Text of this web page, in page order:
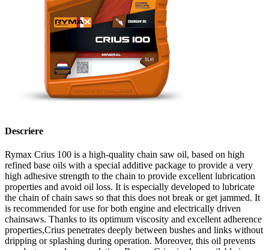
Descriere
Rymax Crius 100 is a high-quality chain saw oil, based on high
refined base oils with a special additive package to provide a very
high adhesive strength to the chain to provide excellent lubrication
properties and avoid oil loss. It is especially developed to lubricate
the chain of chain saws so that this does not break or get jammed. It
is recommended for use for both engine and electrically driven
chainsaws. Thanks to its optimum viscosity and excellent adherence
properties,Crius penetrates deeply between bushes and links without
dripping or splashing during operation. Moreover, this oil prevents